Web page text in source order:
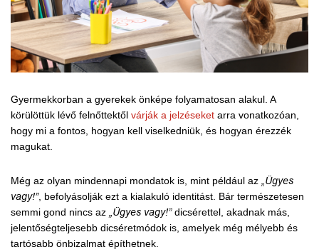
Gyermekkorban a gyerekek önképe folyamatosan alakul. A
körülöttük lévő felnőttektől várják a jelzéseket arra vonatkozóan,
hogy mi a fontos, hogyan kell viselkedniük, és hogyan érezzék
magukat.
Még az olyan mindennapi mondatok is, mint például az „Ügyes
vagy!”, befolyásolják ezt a kialakuló identitást. Bár természetesen
semmi gond nincs az „Ügyes vagy!”dicsérettel, akadnak más,
jelentőségteljesebb dicséretmódok is, amelyek még mélyebb és
tartósabb önbizalmat építhetnek.